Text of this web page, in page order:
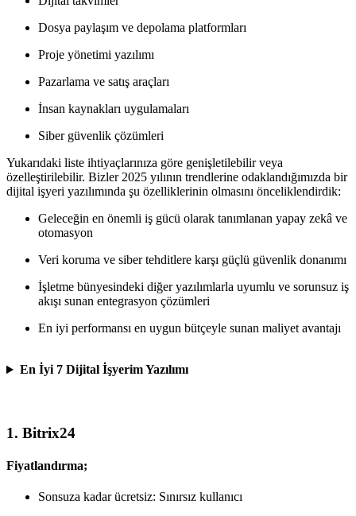
Dosya paylaşım ve depolama platformları
Proje yönetimi yazılımı
Pazarlama ve satış araçları
İnsan kaynakları uygulamaları
Siber güvenlik çözümleri
Yukarıdaki liste ihtiyaçlarınıza göre genişletilebilir veya
özelleştirilebilir. Bizler 2025 yılının trendlerine odaklandığımızda bir
dijital işyeri yazılımında şu özelliklerinin olmasını önceliklendirdik:
Geleceğin en önemli iş gücü olarak tanımlanan yapay zekâ ve
otomasyon
Veri koruma ve siber tehditlere karşı güçlü güvenlik donanımı
İşletme bünyesindeki diğer yazılımlarla uyumlu ve sorunsuz iş
akışı sunan entegrasyon çözümleri
En iyi performansı en uygun bütçeyle sunan maliyet avantajı
En İyi 7 Dijital İşyerim Yazılımı
1. Bitrix24
Fiyatlandırma;
Sonsuza kadar ücretsiz: Sınırsız kullanıcı